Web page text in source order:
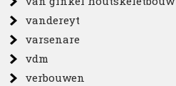
vandereyt
varsenare
vdm
verbouwen